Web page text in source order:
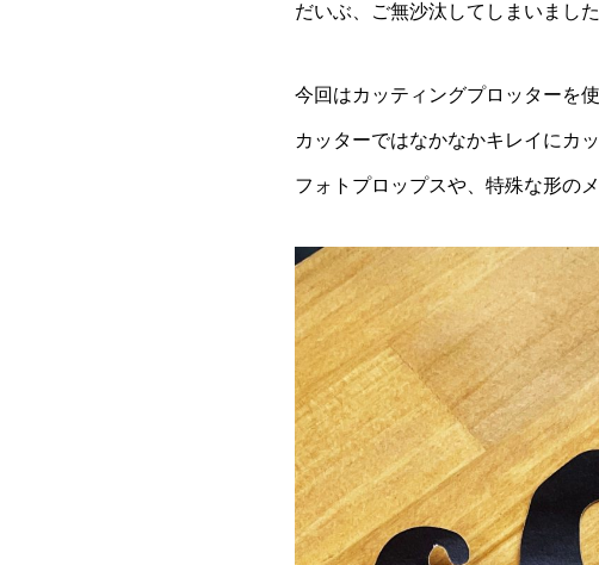
だいぶ、ご無沙汰してしまいました
今回はカッティングプロッターを
カッターではなかなかキレイにカ
フォトプロップスや、特殊な形の